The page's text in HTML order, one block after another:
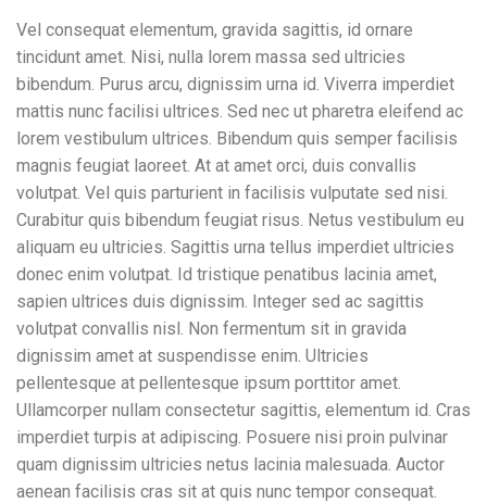
Vel consequat elementum, gravida sagittis, id ornare
tincidunt amet. Nisi, nulla lorem massa sed ultricies
bibendum. Purus arcu, dignissim urna id. Viverra imperdiet
mattis nunc facilisi ultrices. Sed nec ut pharetra eleifend ac
lorem vestibulum ultrices. Bibendum quis semper facilisis
magnis feugiat laoreet. At at amet orci, duis convallis
volutpat. Vel quis parturient in facilisis vulputate sed nisi.
Curabitur quis bibendum feugiat risus. Netus vestibulum eu
aliquam eu ultricies. Sagittis urna tellus imperdiet ultricies
donec enim volutpat. Id tristique penatibus lacinia amet,
sapien ultrices duis dignissim. Integer sed ac sagittis
volutpat convallis nisl. Non fermentum sit in gravida
dignissim amet at suspendisse enim. Ultricies
pellentesque at pellentesque ipsum porttitor amet.
Ullamcorper nullam consectetur sagittis, elementum id. Cras
imperdiet turpis at adipiscing. Posuere nisi proin pulvinar
quam dignissim ultricies netus lacinia malesuada. Auctor
aenean facilisis cras sit at quis nunc tempor consequat.